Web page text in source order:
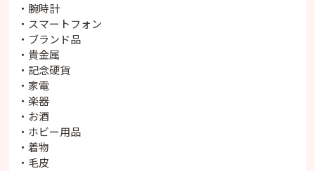
・腕時計
・スマートフォン
・ブランド品
・貴金属
・記念硬貨
・家電
・楽器
・お酒
・ホビー用品
・着物
・毛皮